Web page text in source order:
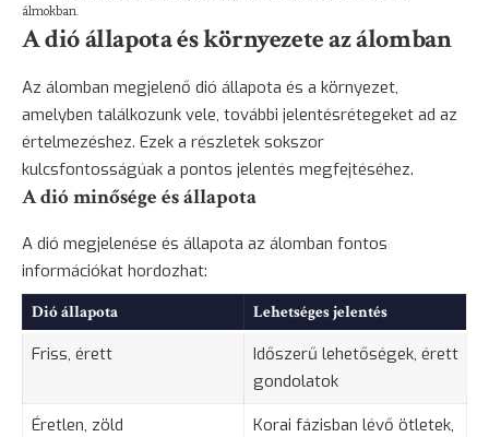
álmokban.
A dió állapota és környezete az álomban
Az álomban megjelenő dió állapota és a környezet,
amelyben találkozunk vele, további jelentésrétegeket ad az
értelmezéshez. Ezek a részletek sokszor
kulcsfontosságúak a pontos jelentés megfejtéséhez.
A dió minősége és állapota
A dió megjelenése és állapota az álomban fontos
információkat hordozhat:
Dió állapota Lehetséges jelentés
Friss, érett
Időszerű lehetőségek, érett
gondolatok
Éretlen, zöld
Korai fázisban lévő ötletek,